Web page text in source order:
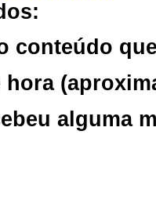
conteúdo
hora
alguma